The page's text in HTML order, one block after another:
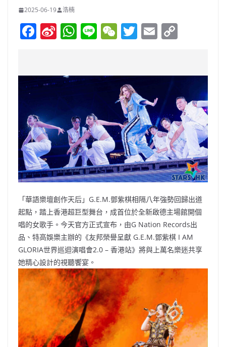
2025-06-19 浩楠
F
e
b
o
o
k
Si
W
ei
b
o
W
s
p
p
Li W
h
at
T
er
E
l y
Li
n
k
「華語樂壇創作天后」G.E.M.鄧紫棋相隔八年強勢回歸出道
起點，踏上香港超巨型舞台，成首位於全新啟德主場館開個
唱的女歌手。今天官方正式宣布，由G Nation Records出
品、特高娛樂主辦的《友邦榮譽呈獻 G.E.M.鄧紫棋 I AM
GLORIA世界巡迴演唱會2.0 – 香港站》將與上萬名樂迷共享
她精心設計的視聽饗宴。